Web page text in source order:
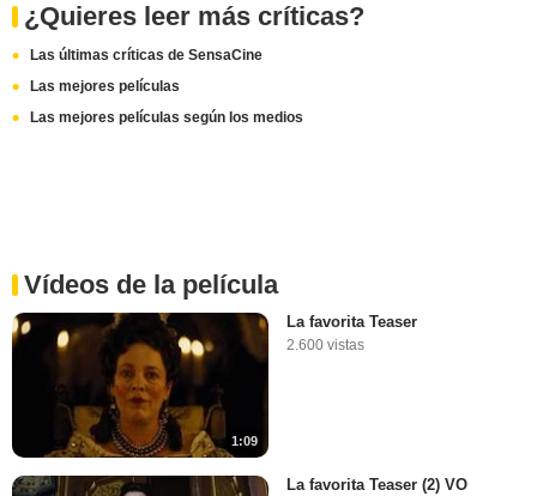
¿Quieres leer más críticas?
Las últimas críticas de SensaCine
Las mejores películas
Las mejores películas según los medios
Vídeos de la película
1:09
La favorita Teaser
2.600 vistas
La favorita Teaser (2) VO